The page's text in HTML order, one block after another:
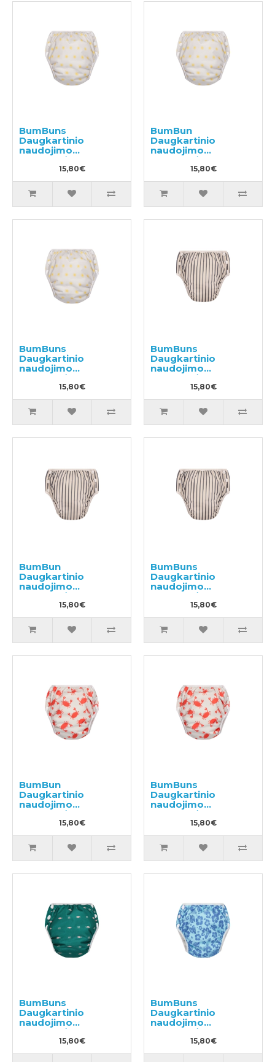
BumBuns
Daugkartinio
naudojimo
sauskelnės
plaukimui ir tualeto
mokymui S 8-11kg
15,80€
BumBun
Daugkartinio
naudojimo
sauskelnės
plaukimui ir tualeto
mokymui M 11-15kg
15,80€
BumBuns
Daugkartinio
naudojimo
sauskelnės
plaukimui ir tualeto
mokymui L 14-20kg
15,80€
BumBuns
Daugkartinio
naudojimo
sauskelnės
plaukimui ir tualeto
mokymui S 8-11kg
15,80€
BumBun
Daugkartinio
naudojimo
sauskelnės
plaukimui ir tualeto
mokymui M 11-15kg
15,80€
BumBuns
Daugkartinio
naudojimo
sauskelnės
plaukimui ir tualeto
mokymui L 14-20kg
15,80€
BumBun
Daugkartinio
naudojimo
sauskelnės
plaukimui ir tualeto
mokymui M 11-15kg
15,80€
BumBuns
Daugkartinio
naudojimo
sauskelnės
plaukimui ir tualeto
mokymui L 14-20kg
15,80€
BumBuns
Daugkartinio
naudojimo
sauskelnės
plaukimui ir tualeto
mokymui S 8-11kg
15,80€
BumBuns
Daugkartinio
naudojimo
sauskelnės
plaukimui ir tualeto
mokymui S 8-11kg
15,80€